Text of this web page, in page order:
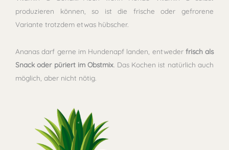
produzieren können, so ist die frische oder gefrorene
Variante trotzdem etwas hübscher.
Ananas darf gerne im Hundenapf landen, entweder frisch als
Snack oder püriert im Obstmix . Das Kochen ist natürlich auch
möglich, aber nicht nötig.